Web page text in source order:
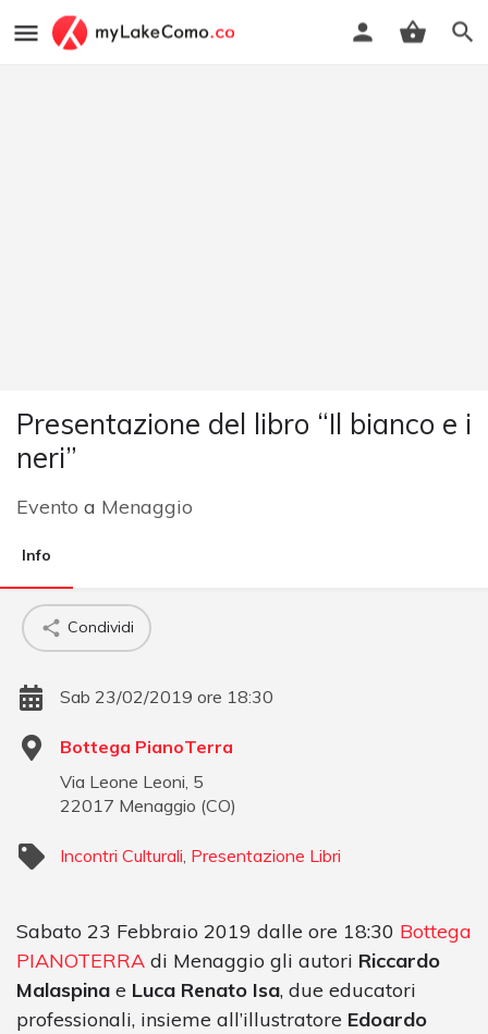
Presentazione del libro “Il bianco e i
neri”
Evento a Menaggio
Info
Condividi
Sab 23/02/2019 ore 18:30
Bottega PianoTerra
Via Leone Leoni, 5
22017 Menaggio (CO)
Incontri Culturali Presentazione Libri
Sabato 23 Febbraio 2019 dalle ore 18:30 Bottega
PIANOTERRA di Menaggio gli autori Riccardo
Malaspina e Luca Renato Isa, due educatori
professionali, insieme all’illustratore Edoardo